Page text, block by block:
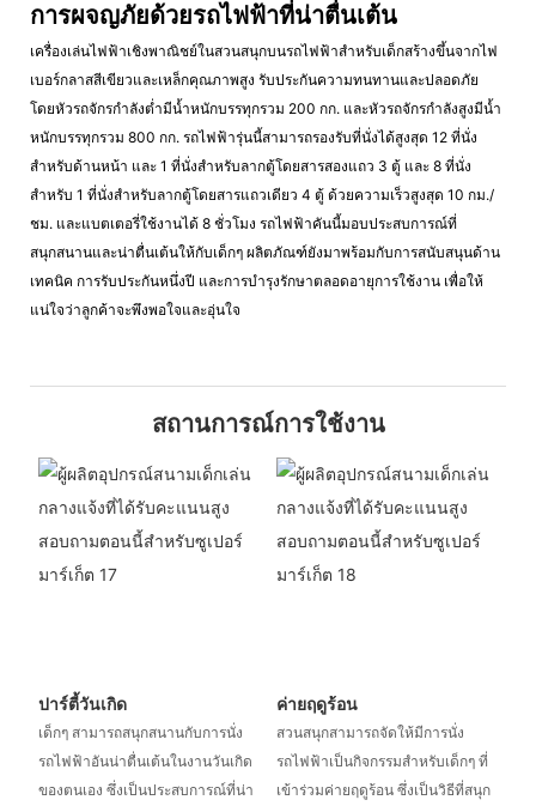
การผจญภัยด้วยรถไฟฟ้าที่น่าตื่นเต้น
เครื่องเล่นไฟฟ้าเชิงพาณิชย์ในสวนสนุกบนรถไฟฟ้าสำหรับเด็กสร้างขึ้นจากไฟ
เบอร์กลาสสีเขียวและเหล็กคุณภาพสูง รับประกันความทนทานและปลอดภัย
โดยหัวรถจักรกำลังต่ำมีน้ำหนักบรรทุกรวม 200 กก. และหัวรถจักรกำลังสูงมีน้ำ
หนักบรรทุกรวม 800 กก. รถไฟฟ้ารุ่นนี้สามารถรองรับที่นั่งได้สูงสุด 12 ที่นั่ง
สำหรับด้านหน้า และ 1 ที่นั่งสำหรับลากตู้โดยสารสองแถว 3 ตู้ และ 8 ที่นั่ง
สำหรับ 1 ที่นั่งสำหรับลากตู้โดยสารแถวเดียว 4 ตู้ ด้วยความเร็วสูงสุด 10 กม./
ชม. และแบตเตอรี่ใช้งานได้ 8 ชั่วโมง รถไฟฟ้าคันนี้มอบประสบการณ์ที่
สนุกสนานและน่าตื่นเต้นให้กับเด็กๆ ผลิตภัณฑ์ยังมาพร้อมกับการสนับสนุนด้าน
เทคนิค การรับประกันหนึ่งปี และการบำรุงรักษาตลอดอายุการใช้งาน เพื่อให้
แน่ใจว่าลูกค้าจะพึงพอใจและอุ่นใจ
สถานการณ์การใช้งาน
ปาร์ตี้วันเกิด
เด็กๆ สามารถสนุกสนานกับการนั่ง
รถไฟฟ้าอันน่าตื่นเต้นในงานวันเกิด
ของตนเอง ซึ่งเป็นประสบการณ์ที่น่า
ค่ายฤดูร้อน
สวนสนุกสามารถจัดให้มีการนั่ง
รถไฟฟ้าเป็นกิจกรรมสำหรับเด็กๆ ที่
เข้าร่วมค่ายฤดูร้อน ซึ่งเป็นวิธีที่สนุก